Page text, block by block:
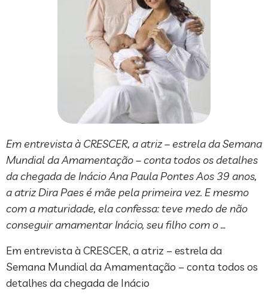
Em entrevista à CRESCER, a atriz – estrela da Semana
Mundial da Amamentação – conta todos os detalhes
da chegada de Inácio Ana Paula Pontes Aos 39 anos,
a atriz Dira Paes é mãe pela primeira vez. E mesmo
com a maturidade, ela confessa: teve medo de não
conseguir amamentar Inácio, seu filho com o …
Em entrevista à CRESCER, a atriz – estrela da
Semana Mundial da Amamentação – conta todos os
detalhes da chegada de Inácio